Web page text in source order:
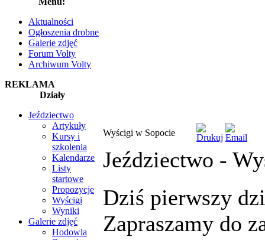
Aktualności
Ogłoszenia drobne
Galerie zdjęć
Forum Volty
Archiwum Volty
REKLAMA
Działy
Jeździectwo
Artykuły
Kursy i
szkolenia
Kalendarze
Listy
startowe
Propozycje
Wyścigi
Wyniki
Galerie zdjęć
Hodowla
Wyścigi w Sopocie
Jeździectwo -
Dziś pierwszy
Zapraszamy do